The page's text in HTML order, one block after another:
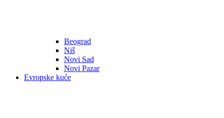
Beograd
Niš
Novi Sad
Novi Pazar
Evropske kuće